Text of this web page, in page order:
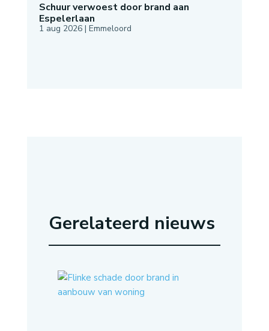
Schuur verwoest door brand aan
Espelerlaan
1 aug 2026| Emmeloord
Gerelateerd nieuws